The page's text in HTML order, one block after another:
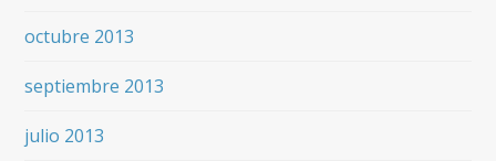
octubre 2013
septiembre 2013
julio 2013